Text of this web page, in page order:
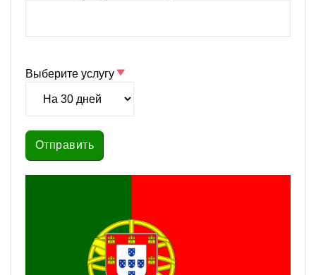
Выберите услугу